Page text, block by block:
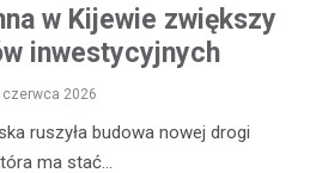
w Kijewie zwiększy
inwestycyjnych
czerwca 2026
ruszyła budowa nowej drogi
ma stać…